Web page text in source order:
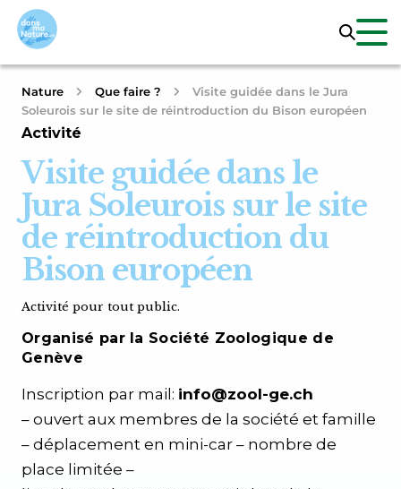
Nature Que faire ?
Visite guidée dans le Jura
Soleurois sur le site de réintroduction du Bison européen
Activité
Visite guidée dans le
Jura Soleurois sur le site
de réintroduction du
Bison européen
Activité pour tout public.
Organisé par la Société Zoologique de
Genève
Inscription par mail: info@zool-ge.ch
– ouvert aux membres de la société et famille
– déplacement en mini-car – nombre de
place limitée –